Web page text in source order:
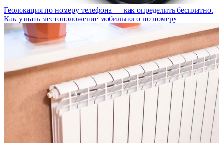
Геолокация по номеру телефона — как определить бесплатно.
Как узнать местоположение мобильного по номеру